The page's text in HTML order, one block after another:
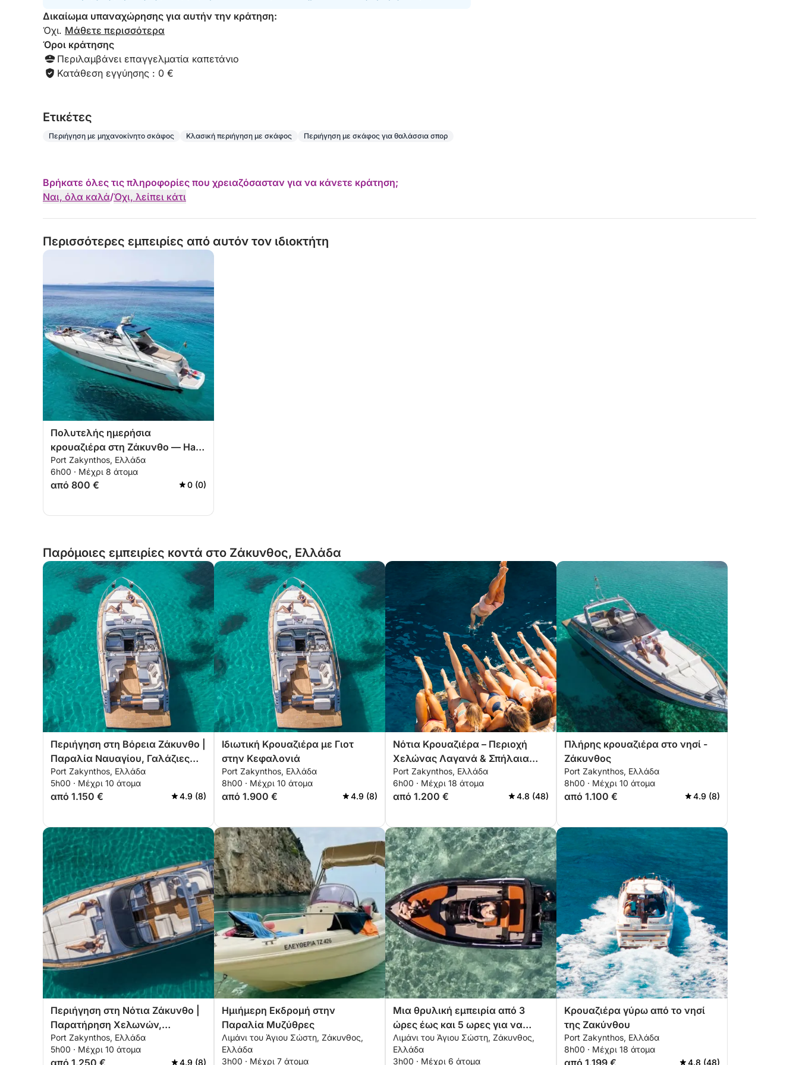
σας να απολαύσετε τη Ζάκυνθο από την πιο μαγική της οπτική γωνία - τη θάλασσα.
Δικαίωμα υπαναχώρησης για αυτήν την κράτηση:
Όχι. Μάθετε περισσότερα
Όροι κράτησης
Περιλαμβάνει επαγγελματία καπετάνιο
Κατάθεση εγγύησης : 0 €
Eτικέτες
Περιήγηση με μηχανοκίνητο σκάφος Κλασική περιήγηση με σκάφος Περιήγηση με σκάφος για θαλάσσια σπορ
Βρήκατε όλες τις πληροφορίες που χρειαζόσασταν για να κάνετε κράτηση;
Ναι, όλα καλά/Όχι, λείπει κάτι
Περισσότερες εμπειρίες από αυτόν τον ιδιοκτήτη
Πολυτελής ημερήσια
κρουαζιέρα στη Ζάκυνθο — Half
Island Escape (5 ώρες)
Port Zakynthos, Ελλάδα
6h00 · Μέχρι 8 άτομα
από 800 € 0 (0)
Παρόμοιες εμπειρίες κοντά στο Ζάκυνθος, Ελλάδα
Περιήγηση στη Βόρεια Ζάκυνθο |
Παραλία Ναυαγίου, Γαλάζιες
Σπηλιές, Ξύγκια
Port Zakynthos, Ελλάδα
5h00 · Μέχρι 10 άτομα
από 1.150 € 4.9 (8)
Ιδιωτική Κρουαζιέρα με Γιοτ
στην Κεφαλονιά
Port Zakynthos, Ελλάδα
8h00 · Μέχρι 10 άτομα
από 1.900 € 4.9 (8)
Νότια Κρουαζιέρα – Περιοχή
Χελώνας Λαγανά & Σπήλαια
Κεριού
Port Zakynthos, Ελλάδα
6h00 · Μέχρι 18 άτομα
από 1.200 € 4.8 (48)
Πλήρης κρουαζιέρα στο νησί -
Ζάκυνθος
Port Zakynthos, Ελλάδα
8h00 · Μέχρι 10 άτομα
από 1.100 € 4.9 (8)
Περιήγηση στη Νότια Ζάκυνθο |
Παρατήρηση Χελωνών,
Μαραθονήσι (Νησί με Χελώνες),
Σπήλαια Κεριού, Μυζήθρες,
Port Zakynthos, Ελλάδα
5h00 · Μέχρι 10 άτομα
από 1.250 € 4.9 (8)
Ημιήμερη Εκδρομή στην
Παραλία Μυζύθρες
Λιμάνι του Άγιου Σώστη, Ζάκυνθος,
Ελλάδα
3h00 · Μέχρι 7 άτομα
Μια θρυλική εμπειρία από 3
ώρες έως και 5 ωρες για να
ανακαλύψετε τις παραλίες της
Ζάκυνθου με μηχανοκίνητο
Λιμάνι του Άγιου Σώστη, Ζάκυνθος,
Ελλάδα
3h00 · Μέχρι 6 άτομα
Κρουαζιέρα γύρω από το νησί
της Ζακύνθου
Port Zakynthos, Ελλάδα
8h00 · Μέχρι 18 άτομα
από 1.199 € 4.8 (48)